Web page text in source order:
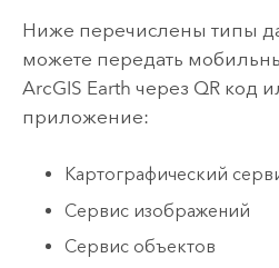
Ниже перечислены типы
можете передать
ArcGIS Earth через QR код
приложение:
Картографический
Сервис изображений
Сервис объектов